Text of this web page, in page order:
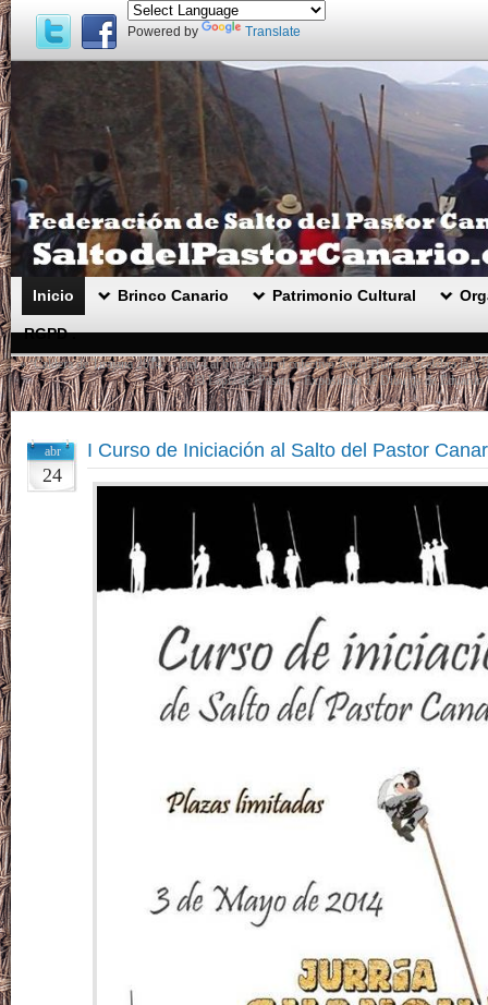
Powered by Translate
Inicio Brinco Canario Patrimonio Cultural
RGPD .
«‘Caldera de Tirajana 2014′ – Del 4 al 6 de Abril el colectivo Jurria Humiaga celebra la
El Lápiz del Pastor – Exposición de Dibujos de
abr
24
I Curso de Iniciación al Salto del Pastor